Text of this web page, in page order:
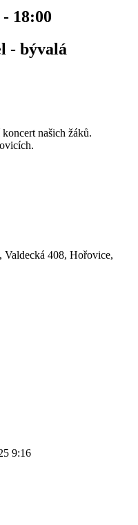
- 18:00
- bývalá
našich žáků.
Valdecká 408, Hořovice,
9:16